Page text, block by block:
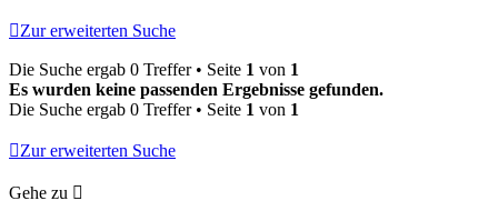
Zur erweiterten Suche
Die Suche ergab 0 Treffer • Seite 1 von 1
Es wurden keine passenden Ergebnisse gefunden.
Die Suche ergab 0 Treffer • Seite 1 von 1
Zur erweiterten Suche
Gehe zu